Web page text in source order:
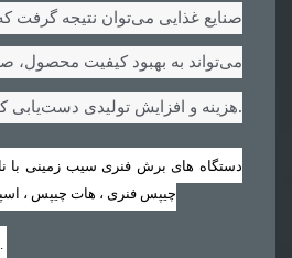
صنایع غذایی می‌توان نتیجه گرفت
می‌تواند به بهبود کیفیت محصول،
هزینه و افزایش تولیدی دست‌یابی.
دستگاه های برش فنری سیب زمینی با
چیپس فنری ، هات چیپس ،
.